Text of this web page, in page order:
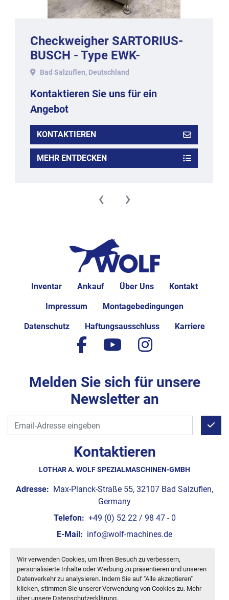
Wir verwenden Cookies, um Ihren Besuch zu verbessern,
personalisierte Inhalte oder Werbung zu präsentieren und unseren
Datenverkehr zu analysieren. Indem Sie auf "Alle akzeptieren"
klicken, stimmen Sie unserer Verwendung von Cookies zu. Mehr
über unsere Datenschutzerklärung.
Checkweigher SARTORIUS-
BUSCH - Type EWK-
3010/WS1kg-WZGP, 2009.
Bad Salzuflen, Deutschland
Kontaktieren Sie uns für ein
Angebot
KONTAKTIEREN
MEHR ENTDECKEN
‹ ›
Inventar Ankauf Über Uns Kontakt
Impressum Montagebedingungen
Datenschutz Haftungsausschluss Karriere
Kontaktieren
LOTHAR A. WOLF SPEZIALMASCHINEN-GMBH
Adresse: Max-Planck-Straße 55, 32107 Bad Salzuflen,
Germany
Telefon: +49 (0) 52 22 / 98 47 - 0
E-Mail: info@wolf-machines.de
Cookie-Einstellungen
Machinio System-Website vonMachinio
facebook
youtubeinstagram
Melden Sie sich für unsere
Newsletter an